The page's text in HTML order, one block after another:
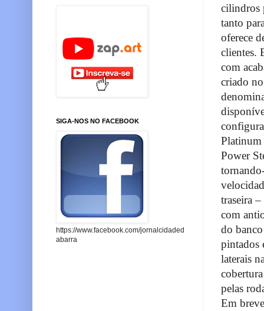
cilindros
tanto
oferece
clientes.
com
criado
Power
traseira
com
do
pintados
laterais
pelas
Em
SIGA-NOS NO FACEBOOK
https://www.facebook.com/jornalcidaded
abarra